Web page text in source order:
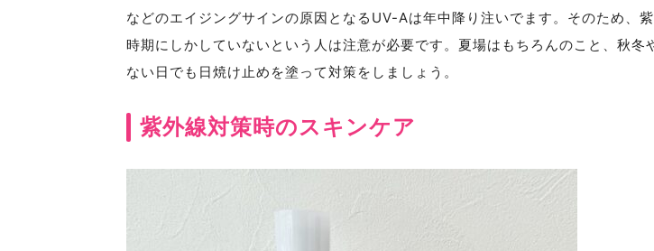
などのエイジングサインの原因となるUV-Aは年中降り注いでます。そのため、
時期にしかしていないという人は注意が必要です。夏場はもちろんのこと、秋冬
ない日でも日焼け止めを塗って対策をしましょう。
紫外線対策時のスキンケア